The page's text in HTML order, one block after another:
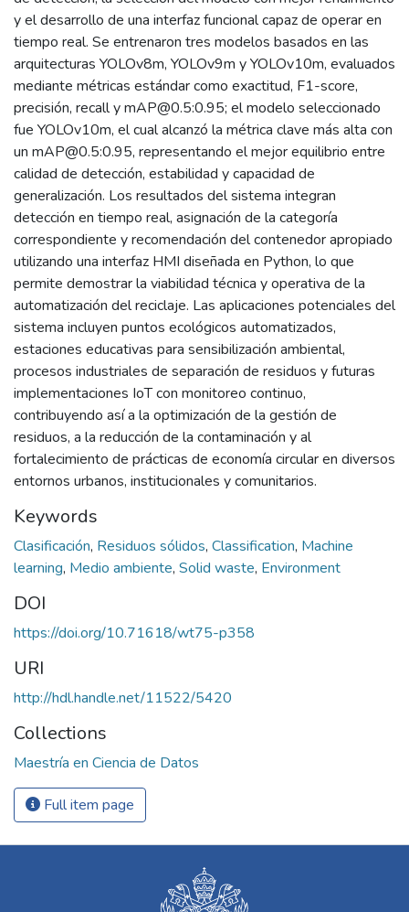
y el desarrollo de una interfaz funcional capaz de operar en
tiempo real. Se entrenaron tres modelos basados en las
arquitecturas YOLOv8m, YOLOv9m y YOLOv10m, evaluados
mediante métricas estándar como exactitud, F1-score,
precisión, recall y mAP@0.5:0.95; el modelo seleccionado
fue YOLOv10m, el cual alcanzó la métrica clave más alta con
un mAP@0.5:0.95, representando el mejor equilibrio entre
calidad de detección, estabilidad y capacidad de
generalización. Los resultados del sistema integran
detección en tiempo real, asignación de la categoría
correspondiente y recomendación del contenedor apropiado
utilizando una interfaz HMI diseñada en Python, lo que
permite demostrar la viabilidad técnica y operativa de la
automatización del reciclaje. Las aplicaciones potenciales del
sistema incluyen puntos ecológicos automatizados,
estaciones educativas para sensibilización ambiental,
procesos industriales de separación de residuos y futuras
implementaciones IoT con monitoreo continuo,
contribuyendo así a la optimización de la gestión de
residuos, a la reducción de la contaminación y al
fortalecimiento de prácticas de economía circular en diversos
entornos urbanos, institucionales y comunitarios.
Keywords
Clasificación, Residuos sólidos, Classification, Machine
learning, Medio ambiente, Solid waste, Environment
DOI
https://doi.org/10.71618/wt75-p358
URI
http://hdl.handle.net/11522/5420
Collections
Maestría en Ciencia de Datos
Full item page